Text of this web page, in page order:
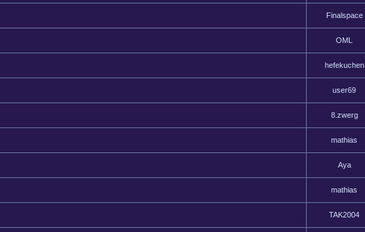
Finalspace
OML
hefekuchen
user69
8.zwerg
mathias
Aya
mathias
TAK2004